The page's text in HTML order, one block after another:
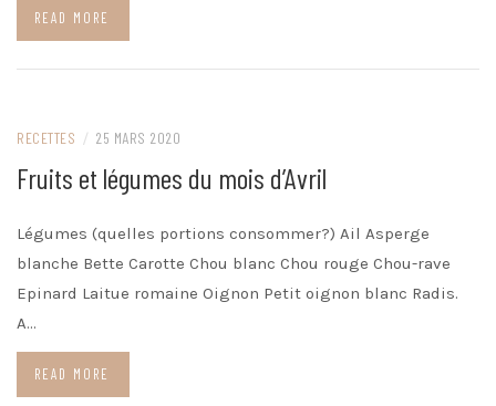
READ MORE
RECETTES / 25 MARS 2020
Fruits et légumes du mois d’Avril
Légumes (quelles portions consommer?) Ail Asperge
blanche Bette Carotte Chou blanc Chou rouge Chou-rave
Epinard Laitue romaine Oignon Petit oignon blanc Radis.
A…
READ MORE